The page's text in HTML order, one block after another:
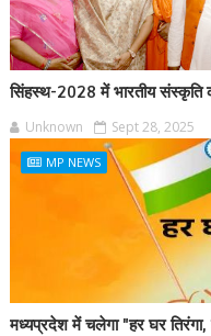
सिंहस्थ-2028 में भारतीय
Unknown Sept 28, 2025
MP NEWS
मध्यप्रदेश में चलेगा "हर घर